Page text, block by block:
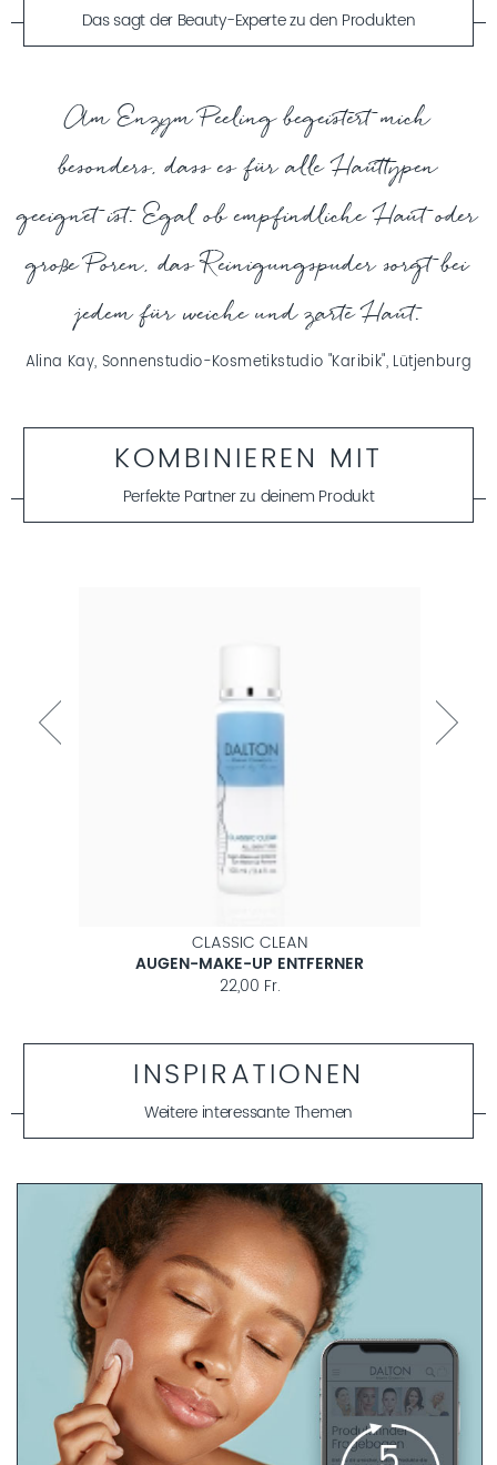
MEHR ERFAHREN
Das sagt der Beauty-Experte zu den Produkten
Am Enzym Peeling begeistert mich
besonders, dass es für alle Hauttypen
geeignet ist. Egal ob empfindliche Haut oder
große Poren, das Reinigungspuder sorgt bei
jedem für weiche und zarte Haut.
Alina Kay, Sonnenstudio-Kosmetikstudio "Karibik", Lütjenburg
KOMBINIEREN MIT
Perfekte Partner zu deinem Produkt
CLASSIC CLEAN
AUGEN-MAKE-UP ENTFERNER
22,00 Fr.
INSPIRATIONEN
Weitere interessante Themen